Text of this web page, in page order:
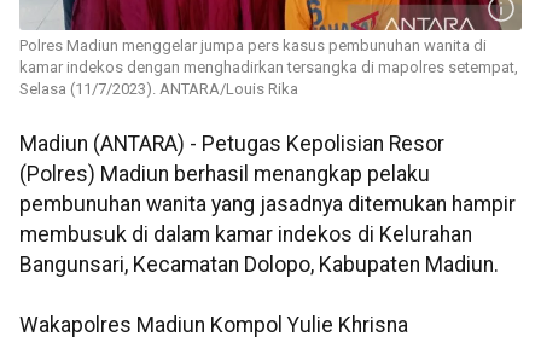
Polres Madiun menggelar jumpa pers kasus pembunuhan wanita di
kamar indekos dengan menghadirkan tersangka di mapolres setempat,
Selasa (11/7/2023). ANTARA/Louis Rika
Madiun (ANTARA) - Petugas Kepolisian Resor
(Polres) Madiun berhasil menangkap pelaku
pembunuhan wanita yang jasadnya ditemukan hampir
membusuk di dalam kamar indekos di Kelurahan
Bangunsari, Kecamatan Dolopo, Kabupaten Madiun.
Wakapolres Madiun Kompol Yulie Khrisna